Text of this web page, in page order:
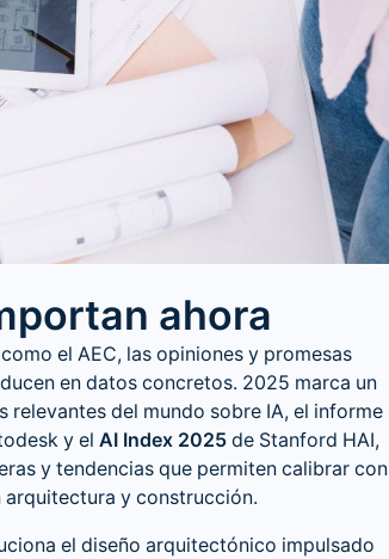
ahora
el AEC, las opiniones y promesas
en datos concretos. 2025 marca un
del mundo sobre IA, el informe
y el AI Index 2025 de Stanford HAI,
y tendencias que permiten calibrar con
arquitectura y construcción.
el diseño arquitectónico impulsado